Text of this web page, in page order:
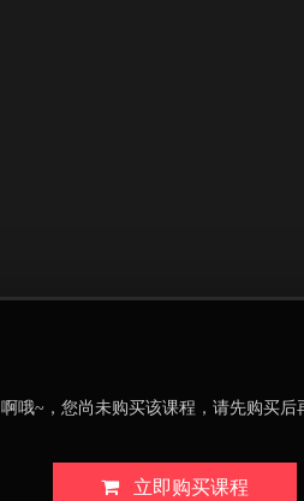
啊哦~，您尚未购买该课程，请先购买后
立即购买课程